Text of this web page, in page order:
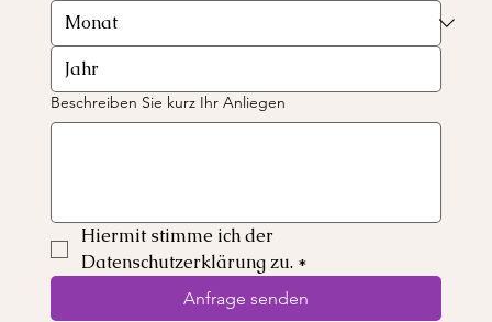
Beschreiben Sie kurz Ihr Anliegen
Hiermit stimme ich der
Datenschutzerklärung zu. *
Anfrage senden